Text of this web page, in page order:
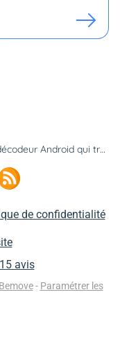
Connect TV : le décodeur Android qui transforme votre télé en Smart TV
de confidentialité
Bemove - Paramétrer les
avis